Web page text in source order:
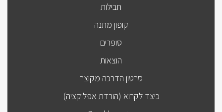
חבילות
קופון מתנה
סופרים
הוצאות
סרטון הדרכה מקוצר
כיצד לקרוא (הורדת אפליקציה)